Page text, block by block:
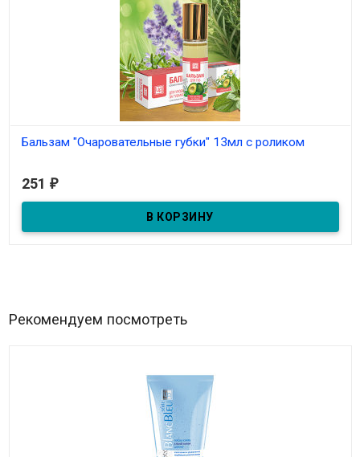
Бальзам "Очаровательные губки" 13мл с роликом
В наличии
251 ₽
Рекомендуем посмотреть